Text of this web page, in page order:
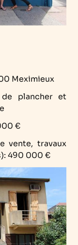
Meximieux
plancher et
€
vente, travaux
490 000 €